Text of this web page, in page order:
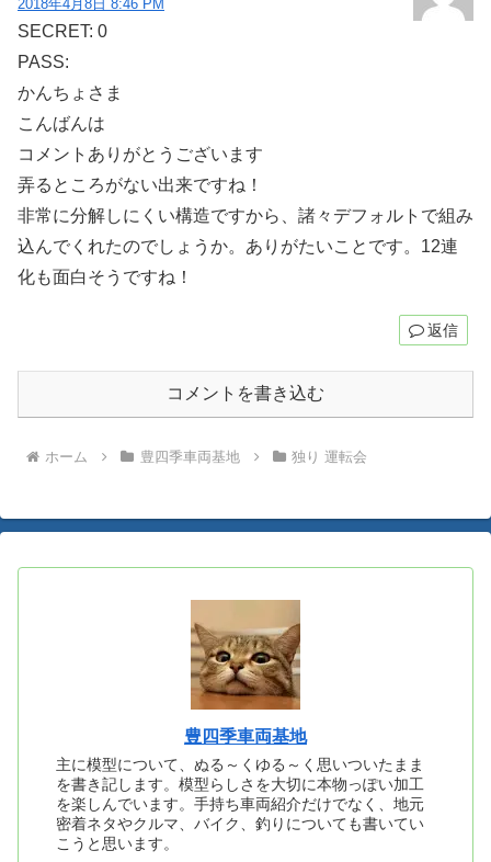
2018年4月8日 8:46 PM
SECRET: 0
PASS:
かんちょさま
こんばんは
コメントありがとうございます
弄るところがない出来ですね！
非常に分解しにくい構造ですから、諸々デフォルトで組み
込んでくれたのでしょうか。ありがたいことです。12連
化も面白そうですね！
返信
コメントを書き込む
ホーム 豊四季車両基地 独り 運転会
豊四季車両基地
主に模型について、ぬる～くゆる～く思いついたまま
を書き記します。模型らしさを大切に本物っぽい加工
を楽しんでいます。手持ち車両紹介だけでなく、地元
密着ネタやクルマ、バイク、釣りについても書いてい
こうと思います。